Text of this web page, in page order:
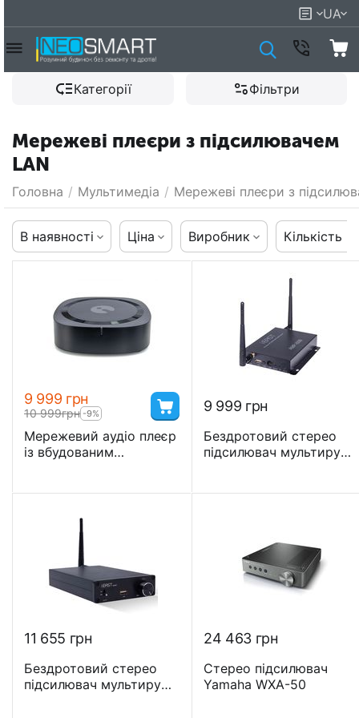
UA
Категорії Фільтри
Мережеві плеєри з підсилювачем
LAN
Головна / Мультимедіа / Мережеві плеєри з
В наявності Ціна Виробник Кількість
9 999 грн
10 999грн -9%
Мережевий аудіо плеєр
із вбудованим
AirPlay Bluetooth 5.0
9 999 грн
Бездротовий стерео
підсилювач мультирум
11 655 грн
Бездротовий стерео
підсилювач мультирум
24 463 грн
Стерео підсилювач
Yamaha WXA-50